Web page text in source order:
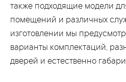
также подходящие модели
помещений и различных
изготовлении мы
варианты комплектаций,
дверей и естественно